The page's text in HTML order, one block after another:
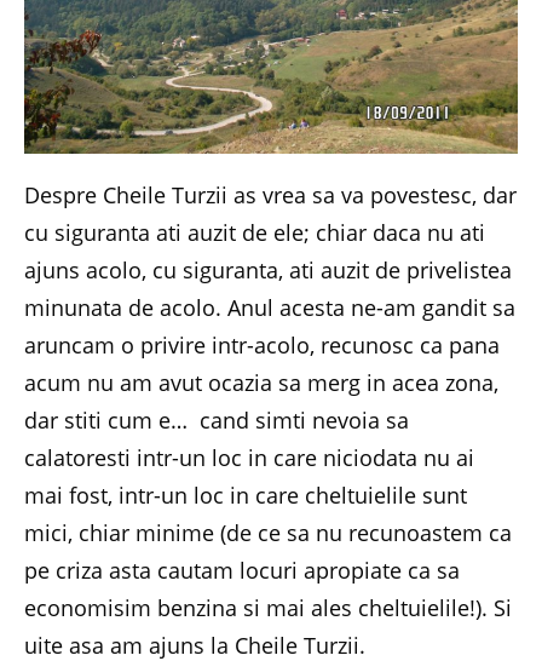
Despre Cheile Turzii as vrea sa va povestesc, dar
cu siguranta ati auzit de ele; chiar daca nu ati
ajuns acolo, cu siguranta, ati auzit de privelistea
minunata de acolo. Anul acesta ne-am gandit sa
aruncam o privire intr-acolo, recunosc ca pana
acum nu am avut ocazia sa merg in acea zona,
dar stiti cum e… cand simti nevoia sa
calatoresti intr-un loc in care niciodata nu ai
mai fost, intr-un loc in care cheltuielile sunt
mici, chiar minime (de ce sa nu recunoastem ca
pe criza asta cautam locuri apropiate ca sa
economisim benzina si mai ales cheltuielile!). Si
uite asa am ajuns la Cheile Turzii.